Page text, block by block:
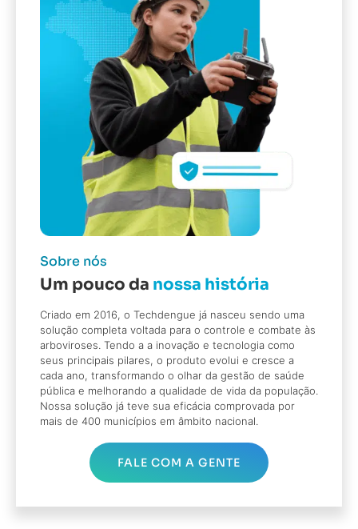
Sobre nós
Um pouco da nossa história
Criado em 2016, o Techdengue já nasceu sendo uma
solução completa voltada para o controle e combate às
arboviroses. Tendo a a inovação e tecnologia como
seus principais pilares, o produto evolui e cresce a
cada ano, transformando o olhar da gestão de saúde
pública e melhorando a qualidade de vida da população.
Nossa solução já teve sua eficácia comprovada por
mais de 400 municípios em âmbito nacional.
FALE COM A GENTE